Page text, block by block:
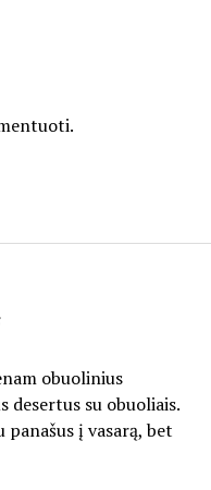
obuolinius
desertus su obuoliais.
į vasarą, bet